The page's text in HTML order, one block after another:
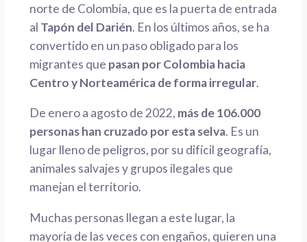
norte de Colombia, que es la puerta de entrada
al Tapón del Darién. En los últimos años, se ha
convertido en un paso obligado para los
migrantes que pasan por Colombia hacia
Centro y Norteamérica de forma irregular.
De enero a agosto de 2022, más de 106.000
personas han cruzado por esta selva. Es un
lugar lleno de peligros, por su difícil geografía,
animales salvajes y grupos ilegales que
manejan el territorio.
Muchas personas llegan a este lugar, la
mayoría de las veces con engaños, quieren una